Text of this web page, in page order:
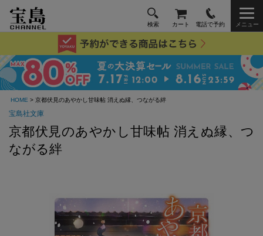
検索 カート 電話で予約 メニュー
HOME > 京都伏見のあやかし甘味帖 消えぬ縁、つながる絆
宝島社文庫
京都伏見のあやかし甘味帖 消えぬ縁、つ
ながる絆